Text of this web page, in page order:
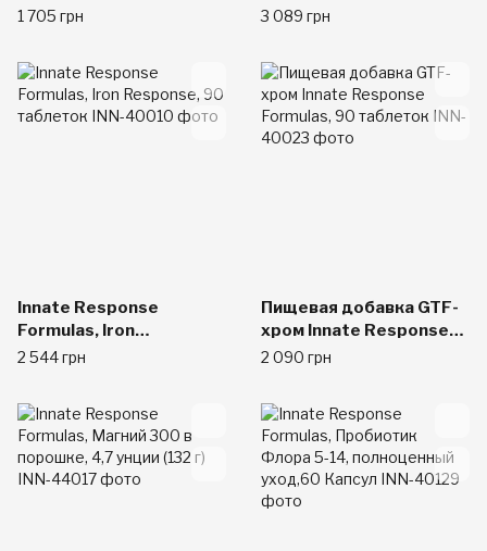
селена из цельных
90 таблеток
1 705 грн
mg, 60 Capsules
3 089 грн
Innate Response
Formulas, Iron
Response, 90 таблеток
2 544 грн
Пищевая добавка GTF-
хром Innate Response
Formulas, 90 таблеток
2 090 грн